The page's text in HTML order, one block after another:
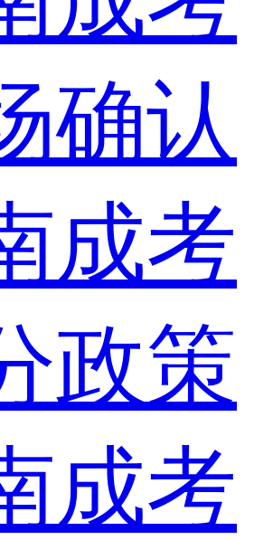
确认
成考
政策
成考